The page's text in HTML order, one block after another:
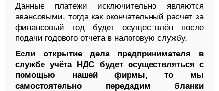
Данные платежи исключительно являются
авансовыми, тогда как окончательный расчет за
финансовый год будет осуществлён после
подачи годового отчета в налоговую службу.
Если открытие дела предпринимателя в
службе учёта НДС будет осуществляться с
помощью нашей фирмы, то мы
самостоятельно передадим бланки